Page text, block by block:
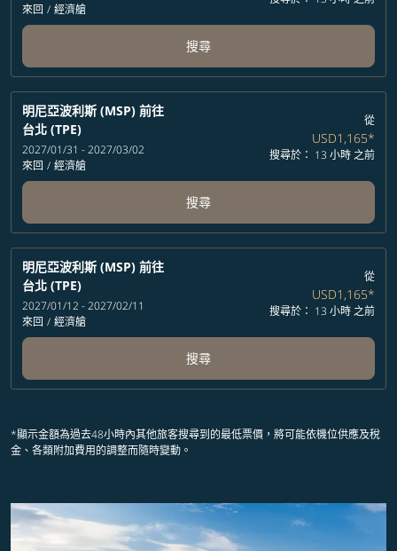
來回 / 經濟艙
搜尋
明尼亞波利斯 (MSP) 前往
台北 (TPE)
2027/01/31 - 2027/03/02
來回 / 經濟艙
從
USD1,165*
搜尋於： 13 小時 之前
搜尋
明尼亞波利斯 (MSP) 前往
台北 (TPE)
2027/01/12 - 2027/02/11
來回 / 經濟艙
從
USD1,165*
搜尋於： 13 小時 之前
搜尋
*顯示金額為過去48小時內其他旅客搜尋到的最低票價，將可能依機位供應及稅
金、各類附加費用的調整而隨時變動。